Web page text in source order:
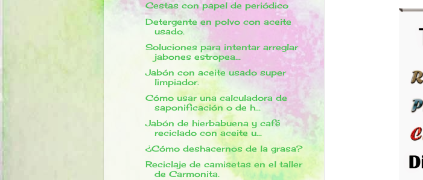
Cestas con papel de periódico
Detergente en polvo con aceite
usado.
Soluciones para intentar arreglar
jabones estropea...
Jabón con aceite usado super
limpiador.
Cómo usar una calculadora de
saponificación o de h...
Jabón de hierbabuena y café
reciclado con aceite u...
¿Cómo deshacernos de la grasa?
Reciclaje de camisetas en el taller
de Carmonita.